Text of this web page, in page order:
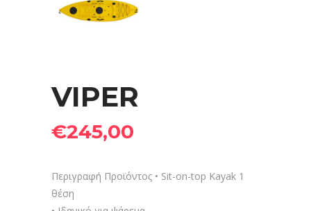
VIPER
€245,00
Περιγραφή Προϊόντος • Sit-on-top Kayak 1
θέση